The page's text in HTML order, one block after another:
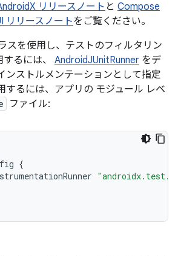
リリースノート と Compose
リリースノートをご覧ください。
スを使用し、テストのフィルタリン
るには、 AndroidJUnitRunner をデ
ンストルメンテーションとして指定
するには、アプリの モジュール レベ
ファイル:
{